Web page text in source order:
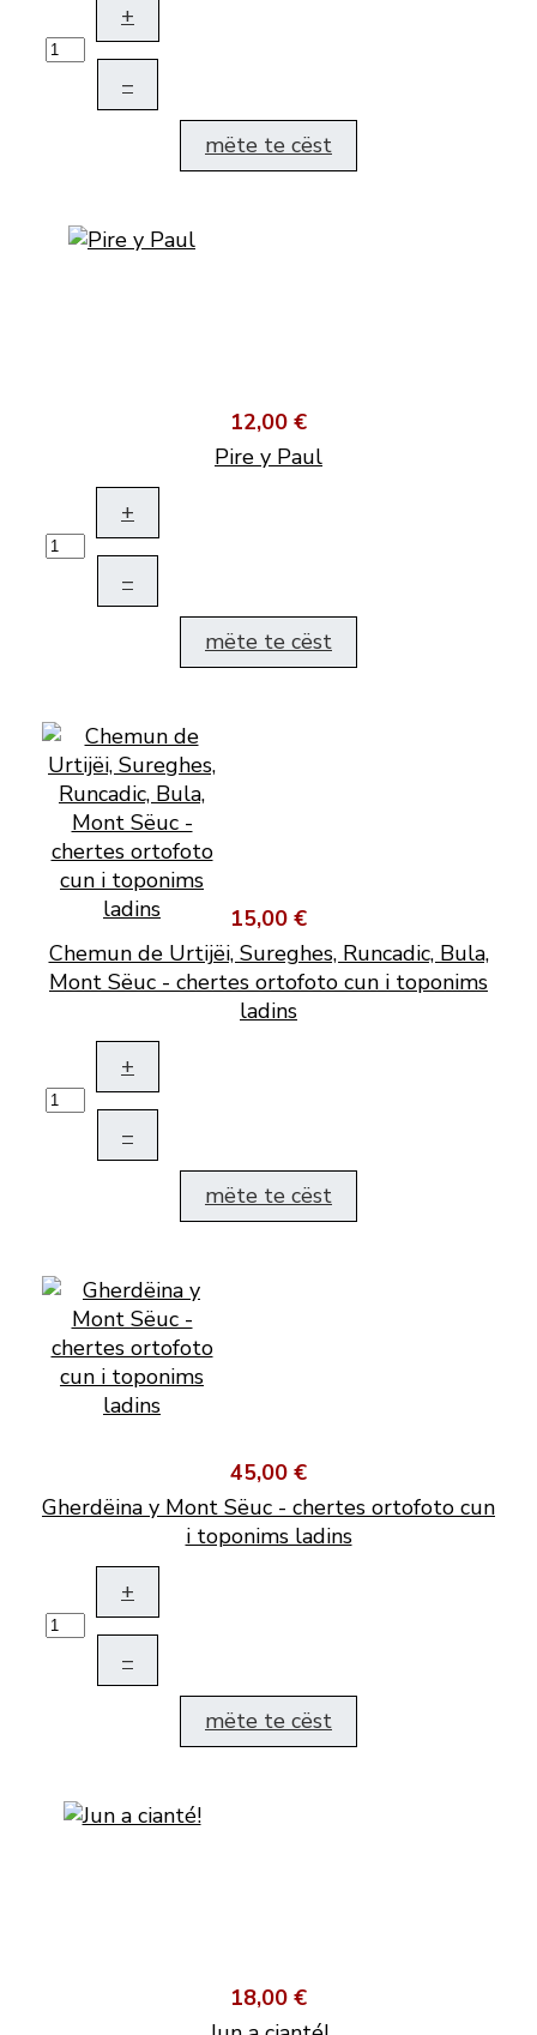
+
–
mëte te cëst
12,00 €
Pire y Paul
+
–
mëte te cëst
15,00 €
Chemun de Urtijëi, Sureghes, Runcadic, Bula,
Mont Sëuc - chertes ortofoto cun i toponims
ladins
+
–
mëte te cëst
45,00 €
Gherdëina y Mont Sëuc - chertes ortofoto cun
i toponims ladins
+
–
mëte te cëst
18,00 €